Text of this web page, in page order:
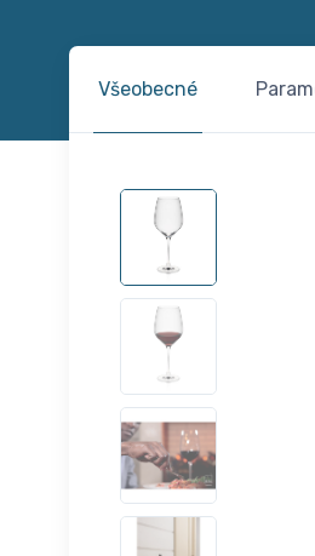
Všeobecné